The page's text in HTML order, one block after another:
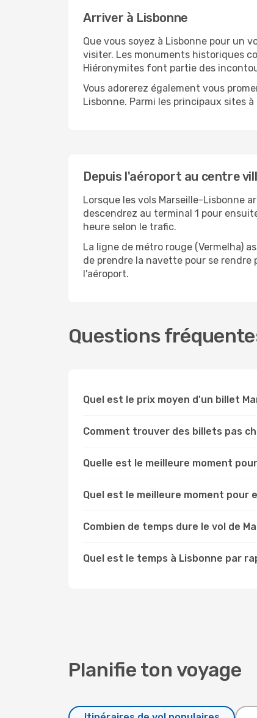
Arriver à Lisbonne
Que vous soyez à Lisbonne pour un
visiter. Les monuments historiques
Hiéronymites font partie des
Vous adorerez également vous
Lisbonne. Parmi les principaux sites
Depuis l'aéroport au centre
Lorsque les vols Marseille-Lisbonne
descendrez au terminal 1 pour
heure selon le trafic.
La ligne de métro rouge (Vermelha)
de prendre la navette pour se
l'aéroport.
Questions
Quel est le prix moyen d'un billet
Comment trouver des billets pas
Quelle est le meilleure moment
Quel est le meilleure moment pour
Combien de temps dure le vol de
Quel est le temps à Lisbonne par
Planifie ton voyage